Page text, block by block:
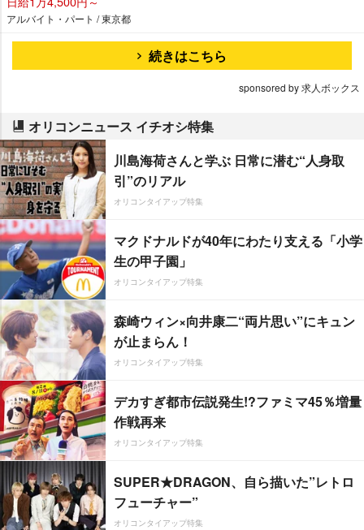
アルバイト・パート / 東京都
続きはこちら
sponsored by 求人ボックス
オリコンニュース イチオシ特集
川島海荷さんと学ぶ 日常に潜む“人身取
引”のリアル
オリコンタイアップ特集
マクドナルドが40年にわたり支える「小学
生の甲子園」
オリコンタイアップ特集
森崎ウィン×向井康二“両片思い”にキュン
が止まらん！
オリコンタイアップ特集
デカすぎ都市伝説発生!?ファミマ45％増量
作戦再来
オリコンタイアップ特集
SUPER★DRAGON、自ら描いた”レトロ
フューチャー”
オリコンタイアップ特集